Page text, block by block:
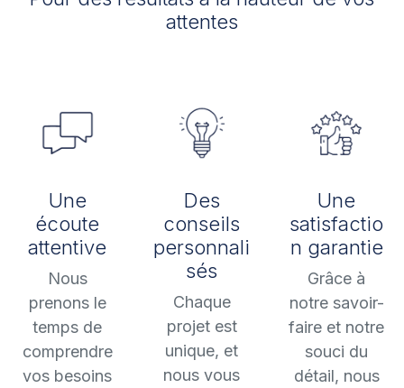
attentes
Une
écoute
attentive
Nous
prenons le
temps de
comprendre
vos besoins
Des
conseils
personnali
sés
Chaque
projet est
unique, et
nous vous
Une
satisfactio
n garantie
Grâce à
notre savoir-
faire et notre
souci du
détail, nous